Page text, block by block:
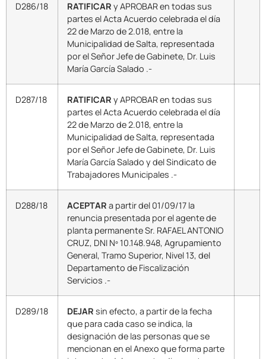
D286/18 RATIFICAR y APROBAR en todas sus
partes el Acta Acuerdo celebrada el día
22 de Marzo de 2.018, entre la
Municipalidad de Salta, representada
por el Señor Jefe de Gabinete, Dr. Luis
María García Salado .-
D287/18 RATIFICAR y APROBAR en todas sus
partes el Acta Acuerdo celebrada el día
22 de Marzo de 2.018, entre la
Municipalidad de Salta, representada
por el Señor Jefe de Gabinete, Dr. Luis
María García Salado y del Sindicato de
Trabajadores Municipales .-
D288/18 ACEPTAR a partir del 01/09/17 la
renuncia presentada por el agente de
planta permanente Sr. RAFAEL ANTONIO
CRUZ, DNI Nº 10.148.948, Agrupamiento
General, Tramo Superior, Nivel 13, del
Departamento de Fiscalización
Servicios .-
D289/18 DEJAR sin efecto, a partir de la fecha
que para cada caso se indica, la
designación de las personas que se
mencionan en el Anexo que forma parte